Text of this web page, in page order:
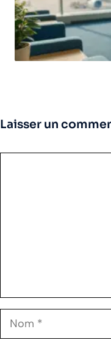
Laisser un
Nom